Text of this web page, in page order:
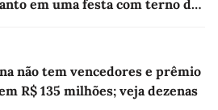
em uma festa com terno de
não tem vencedores e prêmio
R$ 135 milhões; veja dezenas